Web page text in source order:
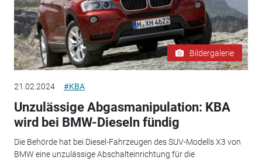
Bildergalerie
21.02.2024 #KBA
Unzulässige Abgasmanipulation: KBA
wird bei BMW-Dieseln fündig
Die Behörde hat bei Diesel-Fahrzeugen des SUV-Modells X3 von
BMW eine unzulässige Abschalteinrichtung für die